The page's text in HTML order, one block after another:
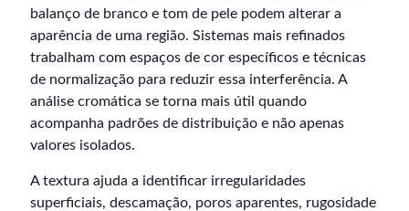
balanço de branco e tom de pele podem alterar a
aparência de uma região. Sistemas mais refinados
trabalham com espaços de cor específicos e técnicas
de normalização para reduzir essa interferência. A
análise cromática se torna mais útil quando
acompanha padrões de distribuição e não apenas
valores isolados.
A textura ajuda a identificar irregularidades
superficiais, descamação, poros aparentes, rugosidade